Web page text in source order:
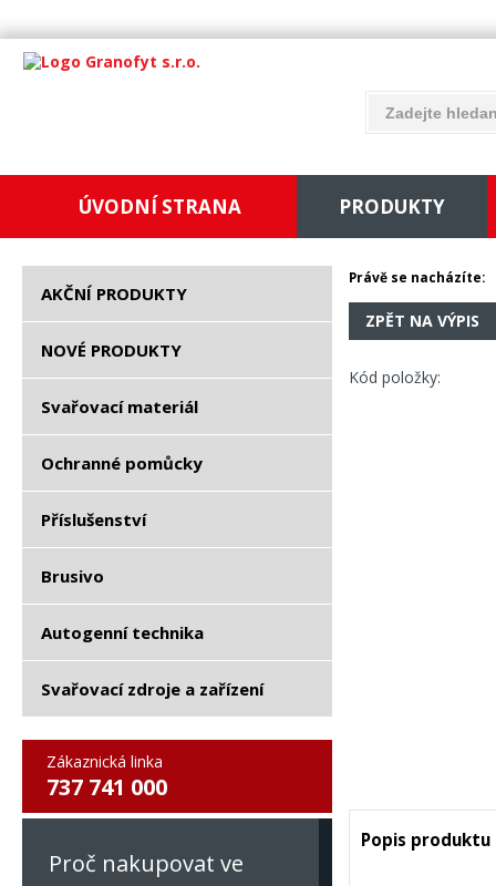
ÚVODNÍ STRANA PRODUKTY
AKČNÍ PRODUKTY
NOVÉ PRODUKTY
Svařovací materiál
Ochranné pomůcky
Příslušenství
Brusivo
Autogenní technika
Svařovací zdroje a zařízení
Zákaznická linka
737 741 000
Proč nakupovat ve
Právě se nacházíte:
ZPĚT NA VÝPIS
Kód položky:
Popis produktu